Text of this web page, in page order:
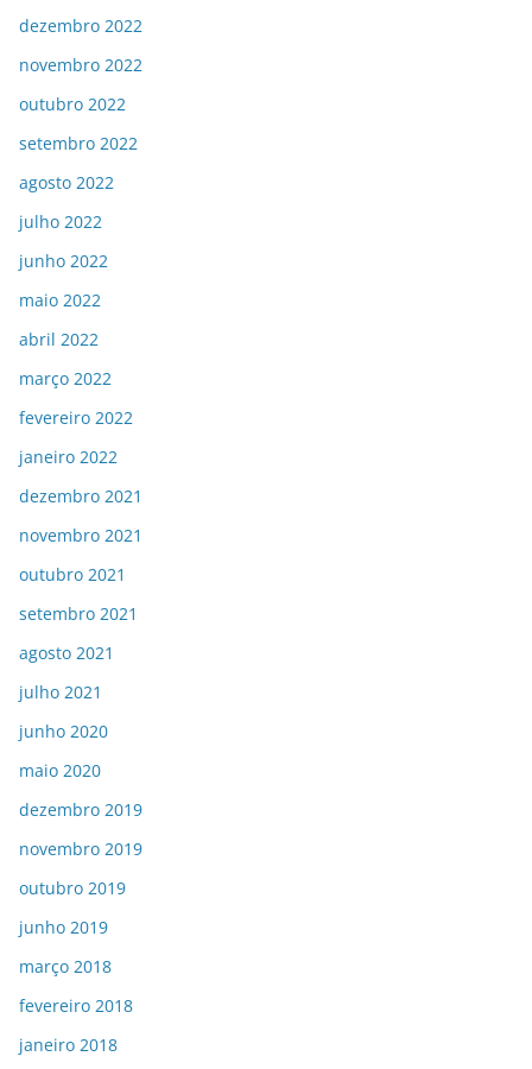
dezembro 2022
novembro 2022
outubro 2022
setembro 2022
agosto 2022
julho 2022
junho 2022
maio 2022
abril 2022
março 2022
fevereiro 2022
janeiro 2022
dezembro 2021
novembro 2021
outubro 2021
setembro 2021
agosto 2021
julho 2021
junho 2020
maio 2020
dezembro 2019
novembro 2019
outubro 2019
junho 2019
março 2018
fevereiro 2018
janeiro 2018